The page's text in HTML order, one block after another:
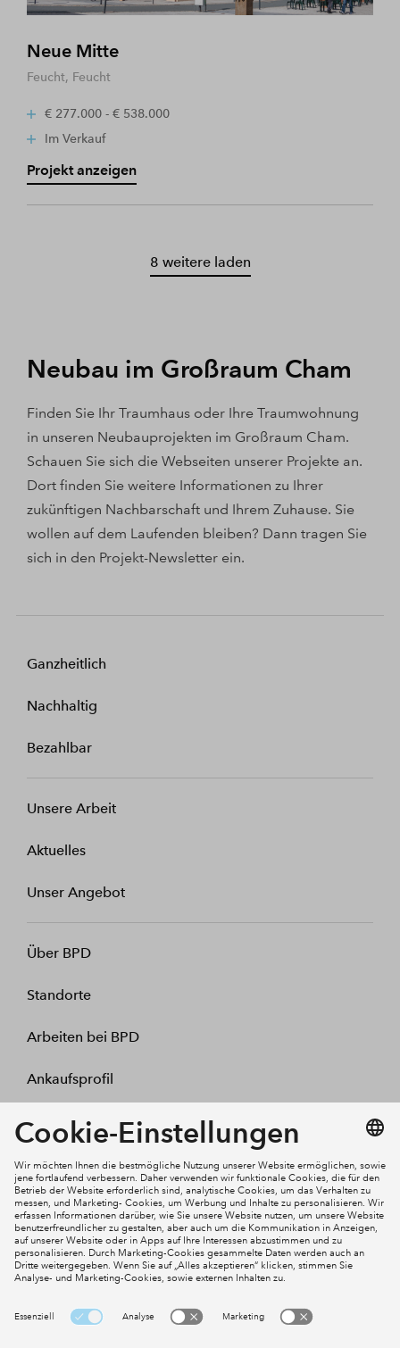
Neue Mitte
Feucht, Feucht
€ 277.000 - € 538.000
Im Verkauf
Projekt anzeigen
8 weitere laden
Neubau im Großraum Cham
Finden Sie Ihr Traumhaus oder Ihre Traumwohnung
in unseren Neubauprojekten im Großraum Cham.
Schauen Sie sich die Webseiten unserer Projekte an.
Dort finden Sie weitere Informationen zu Ihrer
zukünftigen Nachbarschaft und Ihrem Zuhause. Sie
wollen auf dem Laufenden bleiben? Dann tragen Sie
sich in den Projekt-Newsletter ein.
Ganzheitlich
Nachhaltig
Bezahlbar
Unsere Arbeit
Aktuelles
Unser Angebot
Über BPD
Standorte
Arbeiten bei BPD
Ankaufsprofil
Kontakt
Mein Konto
Social Media